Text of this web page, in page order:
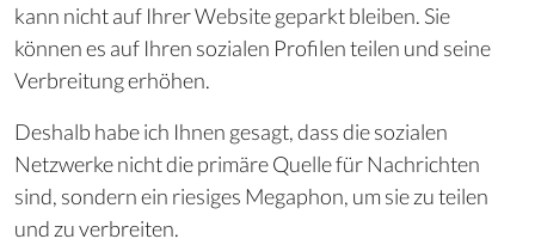
kann nicht auf Ihrer Website geparkt bleiben. Sie
können es auf Ihren sozialen Profilen teilen und seine
Verbreitung erhöhen.
Deshalb habe ich Ihnen gesagt, dass die sozialen
Netzwerke nicht die primäre Quelle für Nachrichten
sind, sondern ein riesiges Megaphon, um sie zu teilen
und zu verbreiten.